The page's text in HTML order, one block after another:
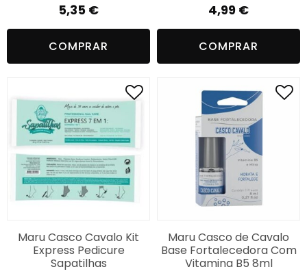
5,35 €
COMPRAR
4,99 €
COMPRAR
Maru Casco Cavalo Kit
Express Pedicure
Sapatilhas
Maru Casco de Cavalo
Base Fortalecedora Com
Vitamina B5 8ml